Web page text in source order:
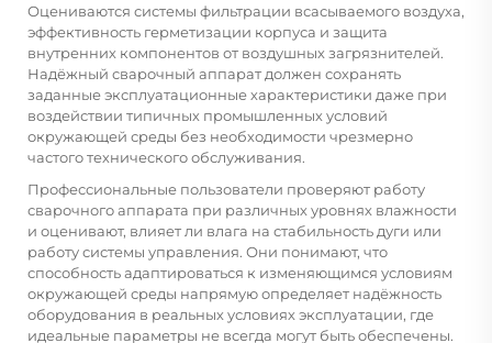
Оцениваются системы фильтрации всасываемого воздуха,
эффективность герметизации корпуса и защита
внутренних компонентов от воздушных загрязнителей.
Надёжный сварочный аппарат должен сохранять
заданные эксплуатационные характеристики даже при
воздействии типичных промышленных условий
окружающей среды без необходимости чрезмерно
частого технического обслуживания.
Профессиональные пользователи проверяют работу
сварочного аппарата при различных уровнях влажности
и оценивают, влияет ли влага на стабильность дуги или
работу системы управления. Они понимают, что
способность адаптироваться к изменяющимся условиям
окружающей среды напрямую определяет надёжность
оборудования в реальных условиях эксплуатации, где
идеальные параметры не всегда могут быть обеспечены.